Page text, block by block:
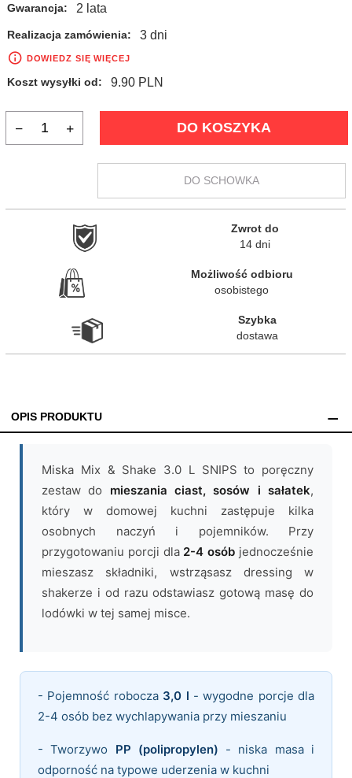
Gwarancja: 2 lata
Realizacja zamówienia: 3 dni
DOWIEDZ SIĘ WIĘCEJ
Koszt wysyłki od: 9.90 PLN
DO KOSZYKA
DO SCHOWKA
Zwrot do
14 dni
Możliwość odbioru
osobistego
Szybka
dostawa
OPIS PRODUKTU
Miska Mix & Shake 3.0 L SNIPS to poręczny
zestaw do mieszania ciast, sosów i sałatek,
który w domowej kuchni zastępuje kilka
osobnych naczyń i pojemników. Przy
przygotowaniu porcji dla 2-4 osób jednocześnie
mieszasz składniki, wstrząsasz dressing w
shakerze i od razu odstawiasz gotową masę do
lodówki w tej samej misce.
- Pojemność robocza 3,0 l - wygodne porcje dla
2-4 osób bez wychlapywania przy mieszaniu
- Tworzywo PP (polipropylen) - niska masa i
odporność na typowe uderzenia w kuchni